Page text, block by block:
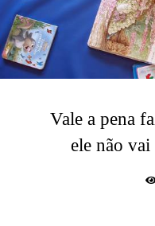
Vale a pena
ele não